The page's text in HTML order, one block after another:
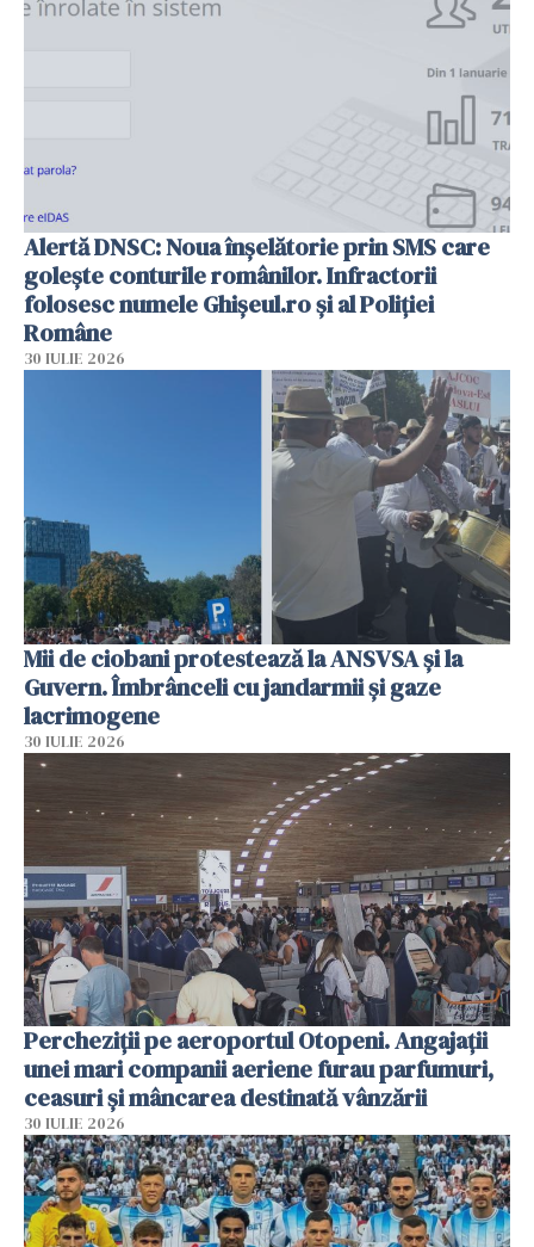
Alertă DNSC: Noua înșelătorie prin SMS care
golește conturile românilor. Infractorii
folosesc numele Ghișeul.ro și al Poliției
Române
30 IULIE 2026
Mii de ciobani protestează la ANSVSA și la
Guvern. Îmbrânceli cu jandarmii și gaze
lacrimogene
30 IULIE 2026
Percheziții pe aeroportul Otopeni. Angajații
unei mari companii aeriene furau parfumuri,
ceasuri și mâncarea destinată vânzării
30 IULIE 2026